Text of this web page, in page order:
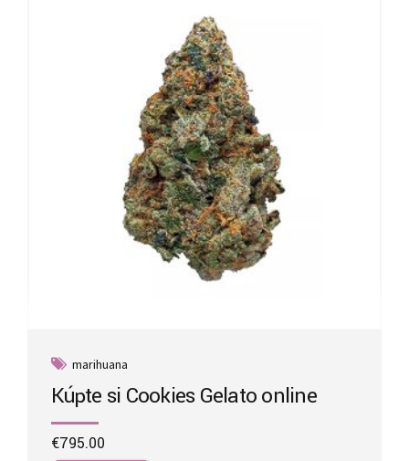
marihuana
Kúpte si Cookies Gelato online
€795.00